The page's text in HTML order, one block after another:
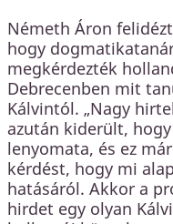
Németh Áron
hogy
megkérdezték
Debrecenben mit
Kálvintól. „Nagy
azután kiderült,
lenyomata, és ez
kérdést, hogy mi
hatásáról. Akkor a
hirdet egy olyan